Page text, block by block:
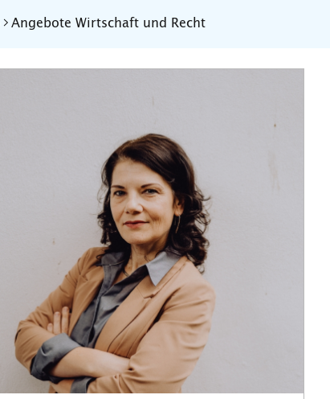
Angebote Wirtschaft und Recht